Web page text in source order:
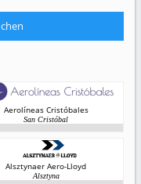
Aerolíneas Cristóbales
San Cristóbal
Alsztynaer Aero-Lloyd
Alsztyna